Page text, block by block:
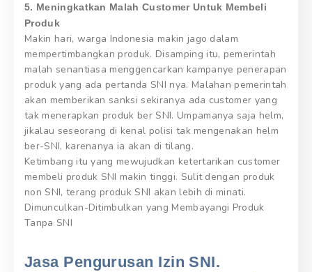
5. Meningkatkan Malah Customer Untuk Membeli
Produk
Makin hari, warga Indonesia makin jago dalam
mempertimbangkan produk. Disamping itu, pemerintah
malah senantiasa menggencarkan kampanye penerapan
produk yang ada pertanda SNI nya. Malahan pemerintah
akan memberikan sanksi sekiranya ada customer yang
tak menerapkan produk ber SNI. Umpamanya saja helm,
jikalau seseorang di kenal polisi tak mengenakan helm
ber-SNI, karenanya ia akan di tilang.
Ketimbang itu yang mewujudkan ketertarikan customer
membeli produk SNI makin tinggi. Sulit dengan produk
non SNI, terang produk SNI akan lebih di minati.
Dimunculkan-Ditimbulkan yang Membayangi Produk
Tanpa SNI
Jasa Pengurusan Izin SNI.